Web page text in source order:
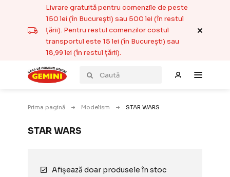
Livrare gratuită pentru comenzile de peste
150 lei (în București) sau 500 lei (în restul
țării). Pentru restul comenzilor costul
transportul este 15 lei (în București) sau
18,99 lei (în restul țării).
Prima pagină Modelism STAR WARS
STAR WARS
Afișează doar produsele în stoc